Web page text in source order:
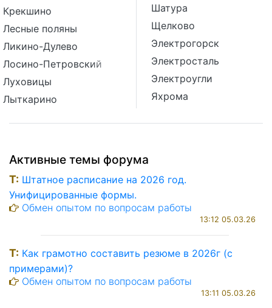
Крекшино
Лесные поляны
Ликино-Дулево
Лосино-Петровский
Луховицы
Лыткарино
Шатура
Щелково
Электрогорск
Электросталь
Электроугли
Яхрома
Активные темы форума
T: Штатное расписание на 2026 год.
Унифицированные формы.
Обмен опытом по вопросам работы
13:12 05.03.26
T: Как грамотно составить резюме в 2026г (с
примерами)?
Обмен опытом по вопросам работы
13:11 05.03.26